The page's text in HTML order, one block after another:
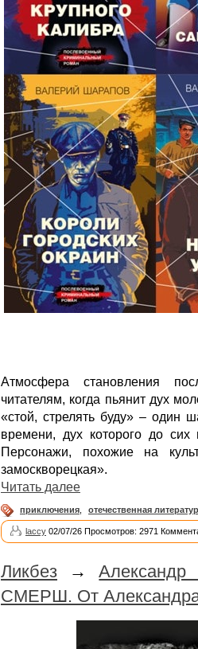
Атмосфера становления
читателям, когда пьянит дух
«стой, стрелять буду» – один
времени, дух которого до сих
Персонажи, похожие на
замоскворецкая».
Читать далее
приключения отечественная
laccy 02/07/26 Просмотров: 2971
Ликбез →Александр
СМЕРШ. От